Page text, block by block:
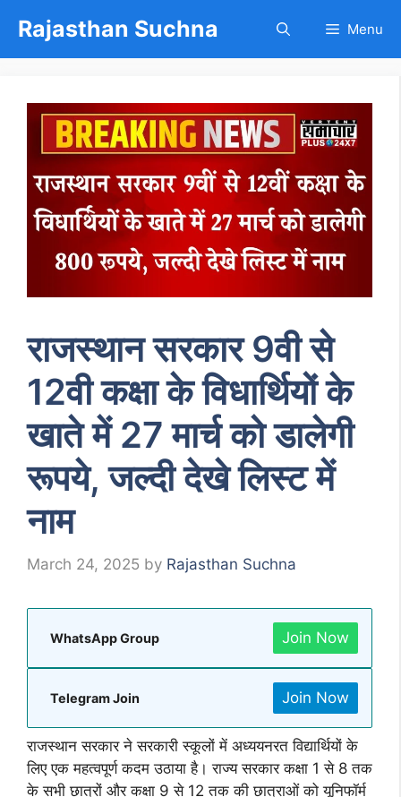
content
Rajasthan Suchna Menu
राजस्थान सरकार 9वी से
12वी कक्षा के विधार्थियों के
खाते में 27 मार्च को डालेगी
रूपये, जल्दी देखे लिस्ट में
नाम
March 24, 2025 by Rajasthan Suchna
WhatsApp Group Join Now
Telegram Join Join Now
राजस्थान सरकार ने सरकारी स्कूलों में अध्ययनरत विद्यार्थियों के
लिए एक महत्वपूर्ण कदम उठाया है। राज्य सरकार कक्षा 1 से 8 तक
के सभी छात्रों और कक्षा 9 से 12 तक की छात्राओं को यूनिफॉर्म